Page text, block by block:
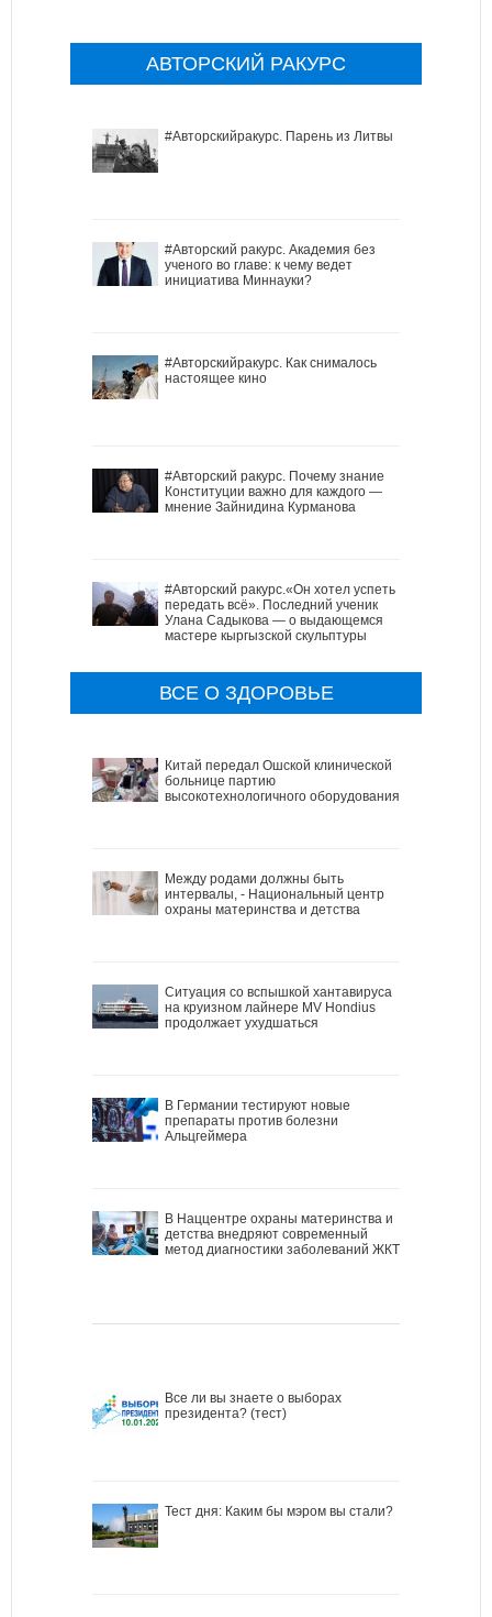
АВТОРСКИЙ РАКУРС
#Авторскийракурс. Парень из Литвы
#Авторский ракурс. Академия без
ученого во главе: к чему ведет
инициатива Миннауки?
#Авторскийракурс. Как снималось
настоящее кино
#Авторский ракурс. Почему знание
Конституции важно для каждого —
мнение Зайнидина Курманова
#Авторский ракурс.«Он хотел успеть
передать всё». Последний ученик
Улана Садыкова — о выдающемся
мастере кыргызской скульптуры
ВСЕ О ЗДОРОВЬЕ
Китай передал Ошской клинической
больнице партию
высокотехнологичного оборудования
Между родами должны быть
интервалы, - Национальный центр
охраны материнства и детства
Ситуация со вспышкой хантавируса
на круизном лайнере MV Hondius
продолжает ухудшаться
В Германии тестируют новые
препараты против болезни
Альцгеймера
В Наццентре охраны материнства и
детства внедряют современный
метод диагностики заболеваний ЖКТ
Все ли вы знаете о выборах
президента? (тест)
Тест дня: Каким бы мэром вы стали?